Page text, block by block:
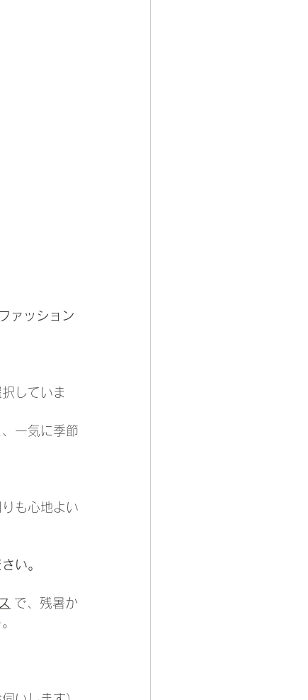
ァッション
していま
一気に季節
も心地よい
い。
で、残暑か